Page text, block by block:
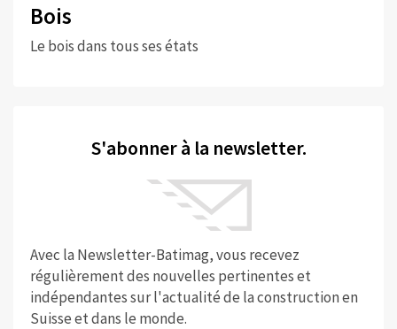
Bois
Le bois dans tous ses états
S'abonner à la newsletter.
Avec la Newsletter-Batimag, vous recevez
régulièrement des nouvelles pertinentes et
indépendantes sur l'actualité de la construction en
Suisse et dans le monde.